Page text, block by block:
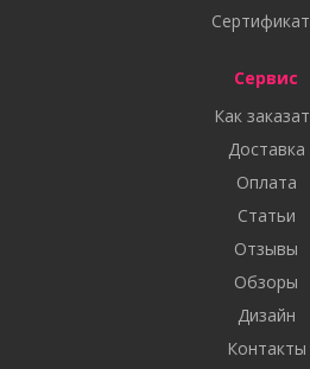
Сервис
Как
Доставка
Оплата
Статьи
Отзывы
Обзоры
Дизайн
Контакты